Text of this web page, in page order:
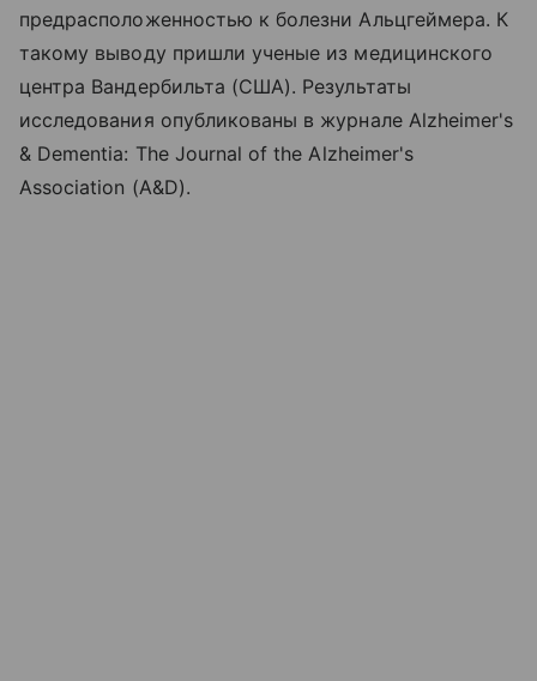
предрасположенностью к болезни Альцгеймера. К
такому выводу пришли ученые из медицинского
центра Вандербильта (США). Результаты
исследования опубликованы в журнале Alzheimer's
& Dementia: The Journal of the Alzheimer's
Association (A&D).